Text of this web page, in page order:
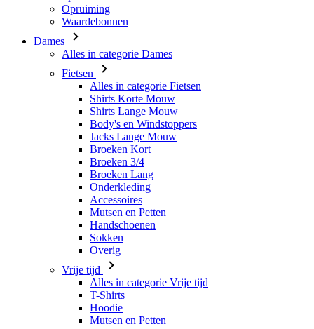
Fietsen
Alles in categorie Fietsen
Shirts Lange Mouw
Body's en Windstoppers
Jacks Lange Mouw
Broeken Kort
Broeken 3/4
Broeken Lang
Onderkleding
Accessoires
Mutsen en Petten
Handschoenen
Sokken
Overig
Vrije tijd
Alles in categorie Vrije tijd
T-Shirts
Hoodie
Mutsen en Petten
Triathlon
Alles in categorie Triathlon
Singlet
Snelpakken